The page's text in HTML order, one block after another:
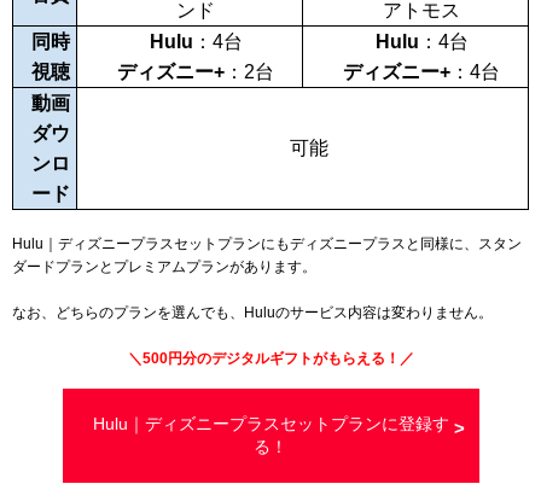
ンド
アトモス
同時
視聴
Hulu ： 4台
ディズニー+ ：2台
Hulu ： 4台
ディズニー+ ： 4台
動画
ダウ
ンロ
ード
可能
Hulu｜ディズニープラスセットプランにもディズニープラスと同様に、スタン
ダードプランとプレミアムプランがあります。
なお、どちらのプランを選んでも、Huluのサービス内容は変わりません。
＼500円分のデジタルギフトがもらえる！／
Hulu｜ディズニープラスセットプランに登録す
る！